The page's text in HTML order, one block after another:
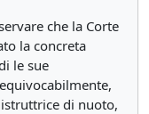
che la Corte
la concreta
le sue
di nuoto,